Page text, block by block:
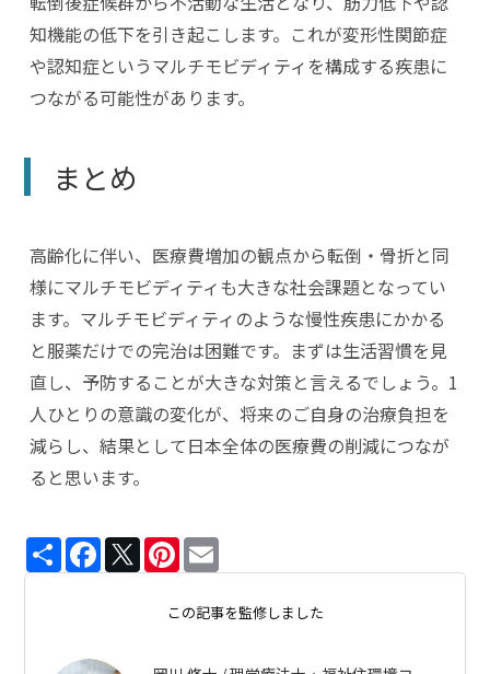
知機能の低下を引き起こします。これが変形性関節症
や認知症というマルチモビディティを構成する疾患に
つながる可能性があります。
まとめ
高齢化に伴い、医療費増加の観点から転倒・骨折と同
様にマルチモビディティも大きな社会課題となってい
ます。マルチモビディティのような慢性疾患にかかる
と服薬だけでの完治は困難です。まずは生活習慣を見
直し、予防することが大きな対策と言えるでしょう。1
人ひとりの意識の変化が、将来のご自身の治療負担を
減らし、結果として日本全体の医療費の削減につなが
ると思います。
Share FacebookTwitterPinterest
この記事を監修しました